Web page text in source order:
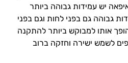
יש עמידות גבוהה ביותר
גבוהה גם בפני לחות וגם בפני
אותו למבוקש ביותר להתקנה
לשמש ישירה וחזקה ברוב